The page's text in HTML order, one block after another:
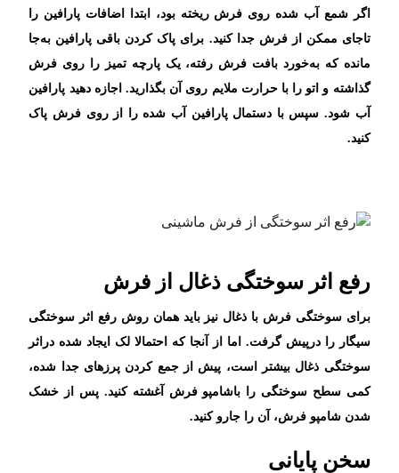
اگر شمع آب شده روی فرش ریخته بود، ابتدا اضافات پارافین را
تاجای ممکن از فرش جدا کنید. برای پاک کردن باقی پارافین به‌جا
مانده که به‌خورد بافت فرش رفته، یک پارچه تمیز را روی فرش
گذاشته و اتو را با حرارت ملایم روی آن بگذارید. اجازه دهید پارافین
آب شود. سپس با دستمال پارافین آب شده را از روی فرش پاک
کنید.
رفع اثر سوختگی ذغال از فرش
برای سوختگی فرش با ذغال نیز باید همان روش رفع اثر سوختگی
سیگار را درپیش گرفت. اما از آنجا که احتمالا لک ایجاد شده دراثر
سوختگی ذغال بیشتر است، پیش از جمع کردن پرزهای جدا شده،
کمی سطح سوختگی را باشامپو فرش آغشته کنید. پس از خشک
شدن شامپو فرش، آن را جارو کنید.
سخن پایانی